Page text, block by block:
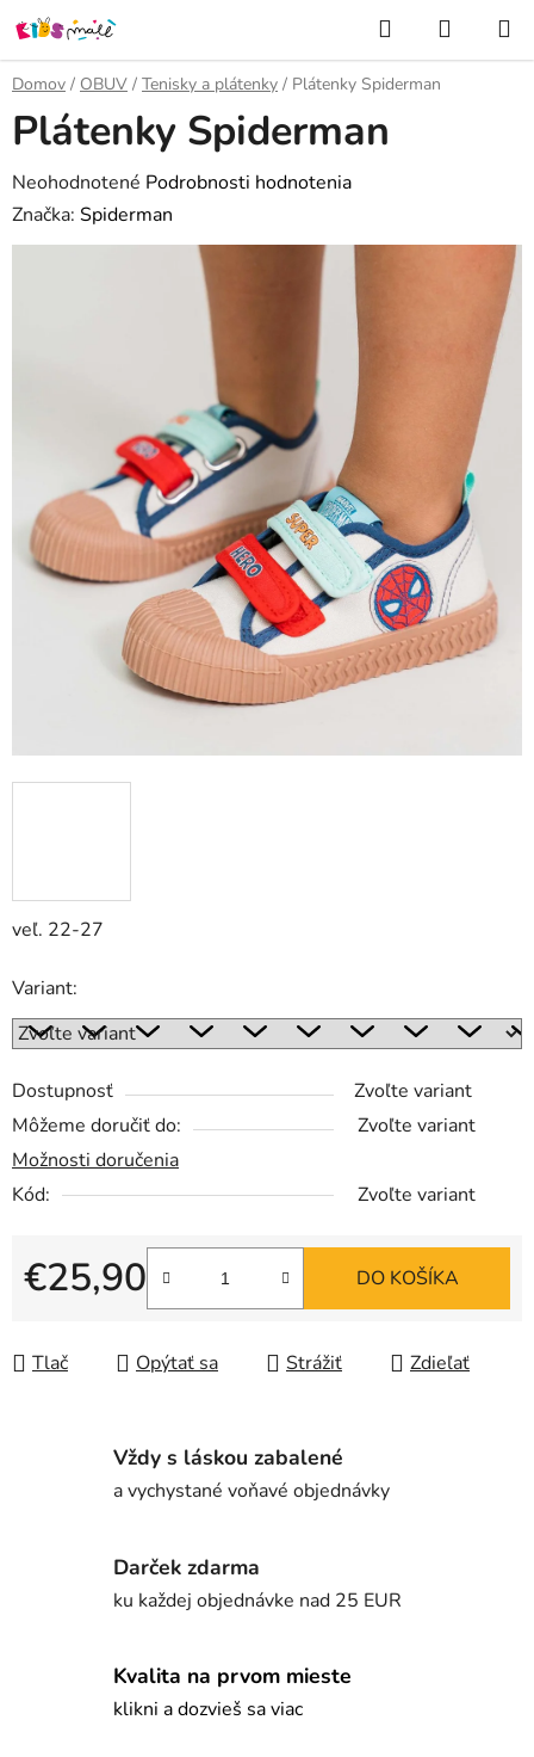
Prejsť
na
obsah
Hľadať
KOŠÍK
Domov / OBUV / Tenisky a plátenky / Plátenky Spiderman
veľ. 22-27
Variant:
Dostupnosť
Zvoľte variant
Môžeme doručiť do:
Zvoľte variant
Možnosti doručenia
Kód:
Zvoľte variant
€25,90
Jednotková cena:
DO KOŠÍKA
Tlač Opýtať sa Strážiť Zdieľať
Plátenky Spiderman
Priemerné
hodnotenie
produktu
Neohodnotené Podrobnosti hodnotenia
Značka: Spiderman
Vždy s láskou zabalené
a vychystané voňavé objednávky
Darček zdarma
ku každej objednávke nad 25 EUR
Kvalita na prvom mieste
klikni a dozvieš sa viac